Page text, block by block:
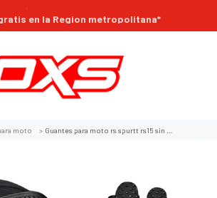
en la Region metropolitana*
moto Guantes para moto rs spurtt rs15 sin dedos con protecciones